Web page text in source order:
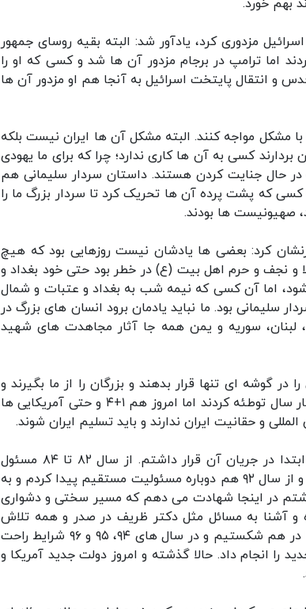
بهم خورد.
مزدوری کرد، یادآور شد: البته بقیه روسای جمهور
اما ترامپ در برجام مزدور آن ها شد و کسی که او را
و انتقال پایتخت اسرائیل به آنجا هم او مزدور آن ها
مشکل مواجه کنند. البته مشکل آن ها ایران نیست بلکه
کسی به آن ها کاری ندارد؛ چرا که برای ما یهودی
حال جنایت کردن هستند. داستان سردار سلیمانی هم
که پشت پرده آن ها تحریک کرد تا سردار بزرگ ما را
صهیونیست ها بودند.
کرد: بعضی ها یادشان نیست روزهایی بود که هیچ
و نجف و حرم اهل بیت (ع) در خطر بود حتی خود بغداد و
اما آن کسی که نیمه شب به بغداد و عتبات و شمال
سلیمانی بود. ما نباید یادمان برود انسان های بزرگ در
لبنان، سوریه و یمن همه جا آثار مجاهدت های شهید
در گوشه ای تنها قرار بدهند و بزرگان را از ما بگیرند و
امروز عصبانی هستند، چون تمام آنچه بافته بودند از بین رفت. چهار سال توطئه کردند اما امروز هم ۱+۴ و حتی آمریکایی ها
و حقانیت ایران ندارند و باید تسلیم ایران شوند.
وی افزود: من از سال ۸۱ که پرونده هسته ای ایران شروع شد از ابتدا در جریان آن قرار داشتم. از سال ۸۲ تا ۸۴ مسئول
مستقیم آن بودم و در مراحل بعد هم می دانستم که چه می گذرد و از سال ۹۲ هم دوباره مسئولیت مستقیم پیدا کردم و به
در اینجا شهادت می دهم که مسیر سختی و دشواری
و آشنا به مسائل مثل دکتر ظریف در صدر و همه تلاش
کردیم تا آن توطئه را شکاندیم. در سال ۹۴ توطئه صهونیست ها را در هم شکستیم و در سال های ۹۴، ۹۵ و ۹۶ شرایط راحت
را انجام داد. حالا گذشته و امروز دولت جدید آمریکا و